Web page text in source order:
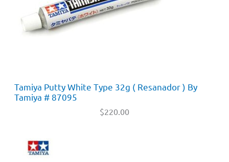
Tamiya Putty White Type 32g ( Resanador ) By
Tamiya # 87095
$220.00